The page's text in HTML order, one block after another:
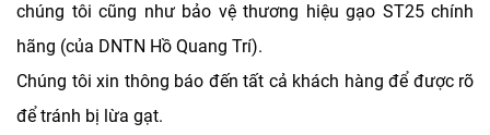
chúng tôi cũng như bảo vệ thương hiệu gạo ST25 chính
hãng (của DNTN Hồ Quang Trí).
Chúng tôi xin thông báo đến tất cả khách hàng để được rõ
để tránh bị lừa gạt.